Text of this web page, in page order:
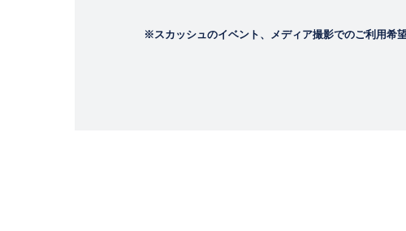
※スカッシュのイベント、メディア撮影でのご利用希